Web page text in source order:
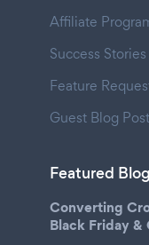
Affiliate
Success Stories
Feature
Guest Blog Post
Featured
Converting
Black Friday